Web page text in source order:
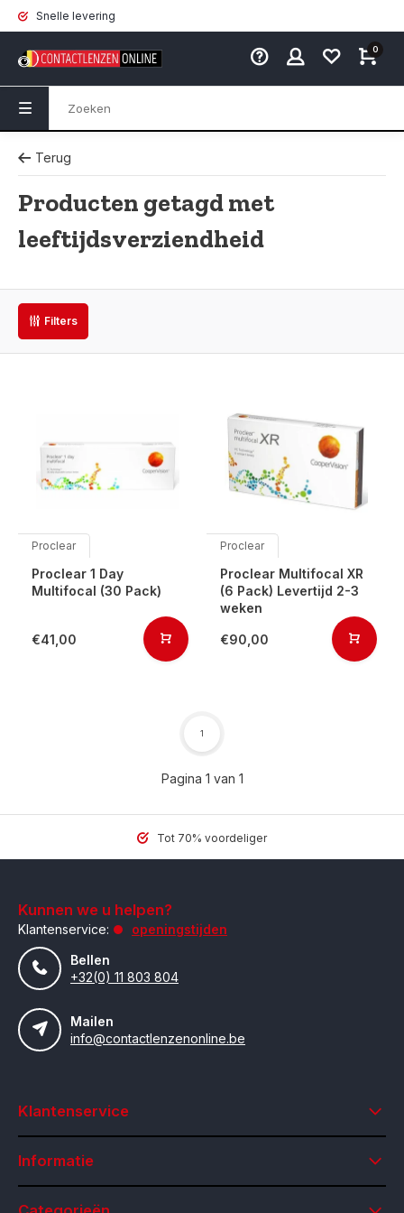
Snelle levering
0
Terug
Producten getagd met
leeftijdsverziendheid
Filters
Proclear
Proclear 1 Day
Multifocal (30 Pack)
€41,00
Proclear
Proclear Multifocal XR
(6 Pack) Levertijd 2-3
weken
€90,00
Pagina 1 van 1
1
Tot 70% voordeliger
Kunnen we u helpen?
Klantenservice:
openingstijden
Bellen
+32(0) 11 803 804
Mailen
info@contactlenzenonline.be
Klantenservice
Informatie